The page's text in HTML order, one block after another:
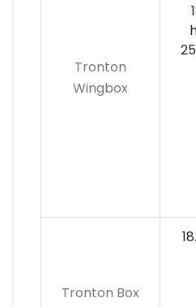
Tronton
Wingbox
Tronton Box